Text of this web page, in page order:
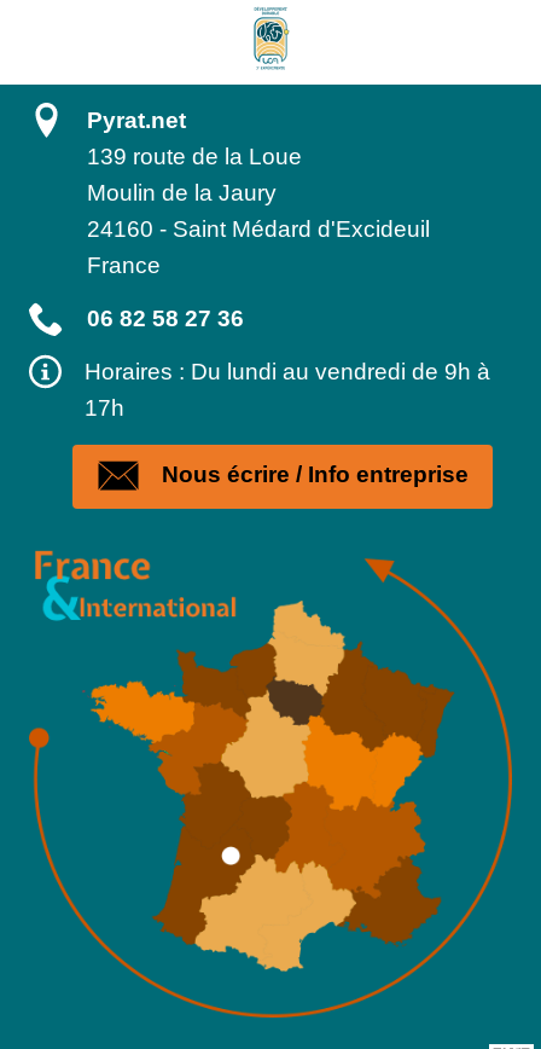
Pyrat.net
139 route de la Loue
Moulin de la Jaury
24160 - Saint Médard d'Excideuil
France
06 82 58 27 36
Horaires : Du lundi au vendredi de 9h à
17h
Nous écrire / Info entreprise